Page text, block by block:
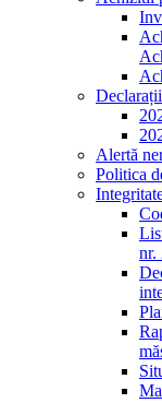
Alertă
Politica
nr.